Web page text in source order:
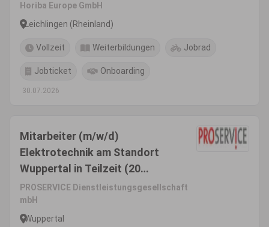
für die Gerätemontage
Horiba Europe GmbH
Leichlingen (Rheinland)
Vollzeit Weiterbildungen Jobrad
Jobticket Onboarding
30.07.2026
Mitarbeiter (m/w/d)
Elektrotechnik am Standort
Wuppertal in Teilzeit (20
Wochenstunden) oder Vollzeit
(40 Wochenstunden)
PROSERVICE Dienstleistungsgesellschaft
mbH
Wuppertal